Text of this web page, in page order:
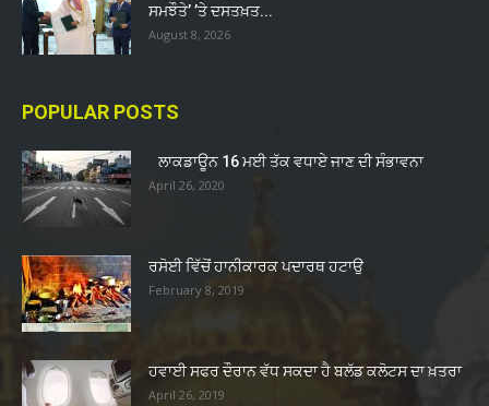
ਸਮਝੌਤੇ’ ’ਤੇ ਦਸਤਖ਼ਤ...
August 8, 2026
POPULAR POSTS
ਲਾਕਡਾਊਨ 16 ਮਈ ਤੱਕ ਵਧਾਏ ਜਾਣ ਦੀ ਸੰਭਾਵਨਾ
April 26, 2020
ਰਸੋਈ ਵਿੱਚੋਂ ਹਾਨੀਕਾਰਕ ਪਦਾਰਥ ਹਟਾਉ
February 8, 2019
ਹਵਾਈ ਸਫਰ ਦੌਰਾਨ ਵੱਧ ਸਕਦਾ ਹੈ ਬਲੱਡ ਕਲੋਟਸ ਦਾ ਖ਼ਤਰਾ
April 26, 2019